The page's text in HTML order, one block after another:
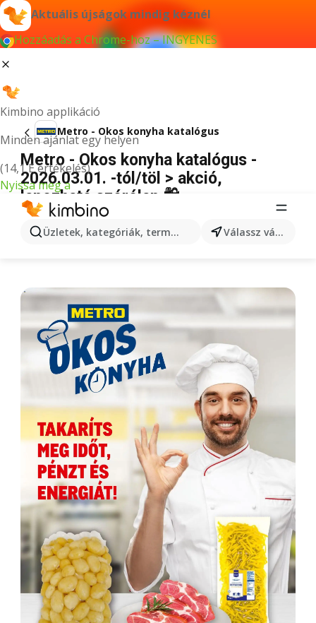
Aktuális újságok mindig kéznél
Hozzáadás a Chrome-hoz – INGYENES
Kimbino applikáció
Minden ajánlat egy helyen
(14,1 E értékelés)
Nyissa meg a
Üzletek, kategóriák, termékek keresése... Válassz várost
Metro - Okos konyha katalógus
Metro - Okos konyha katalógus -
2026.03.01. -tól/töl > akció,
lapozható szórólap 🛍️